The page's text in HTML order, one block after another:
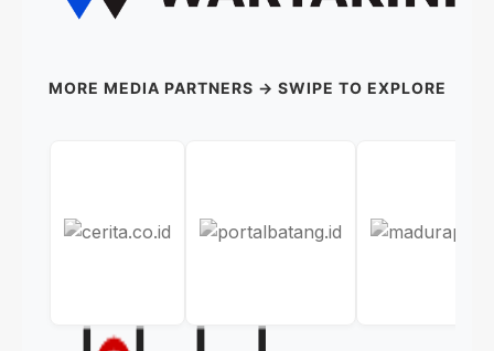
MORE MEDIA PARTNERS → SWIPE TO EXPLORE